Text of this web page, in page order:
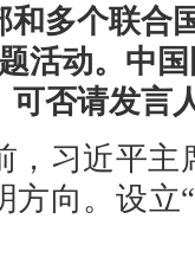
和多个联合
活动。中
可否请发言
，习近平主
方向。设立